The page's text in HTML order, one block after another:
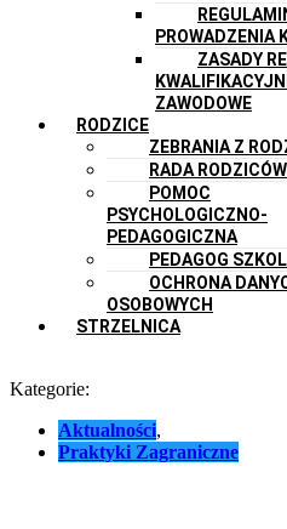
PROWADZENIA
ZASADY
ZAWODOWE
RODZICE
ZEBRANIA Z
RADA RODZICÓW
POMOC
PSYCHOLOGICZNO-
PEDAGOGICZNA
PEDAGOG
OCHRONA
OSOBOWYCH
STRZELNICA
Kategorie:
Aktualności,
Praktyki Zagraniczne